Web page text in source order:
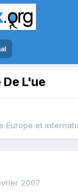
L'ue
Europe et
2007